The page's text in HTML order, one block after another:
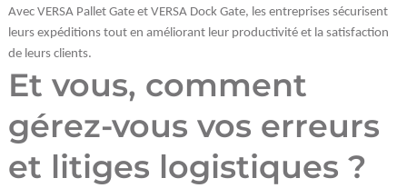
Avec VERSA Pallet Gate et VERSA Dock Gate, les entreprises sécurisent
leurs expéditions tout en améliorant leur productivité et la satisfaction
de leurs clients.
Et vous, comment
gérez-vous vos erreurs
et litiges logistiques ?